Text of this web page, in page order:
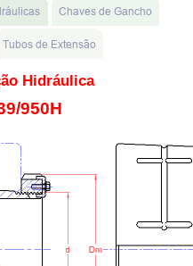
Hidráulica
950H